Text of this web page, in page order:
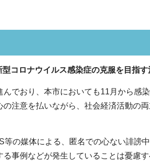
コロナウイルス感染症の克服を目指す
でおり、本市においても11月から感染
注意を払いながら、社会経済活動の
の媒体による、匿名での心ない誹謗
事例などが発生していることは憂慮す